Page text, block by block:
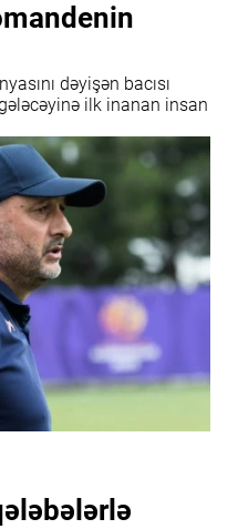
dəyişən bacısı
ilk inanan insan